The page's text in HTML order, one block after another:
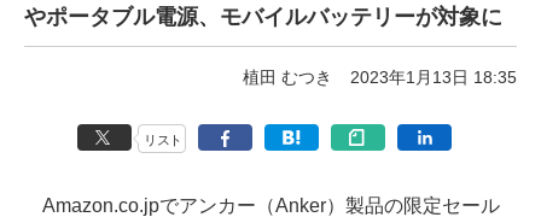
やポータブル電源、モバイルバッテリーが対象に
植田 むつき 2023年1月13日 18:35
リスト
Amazon.co.jpでアンカー（Anker）製品の限定セール